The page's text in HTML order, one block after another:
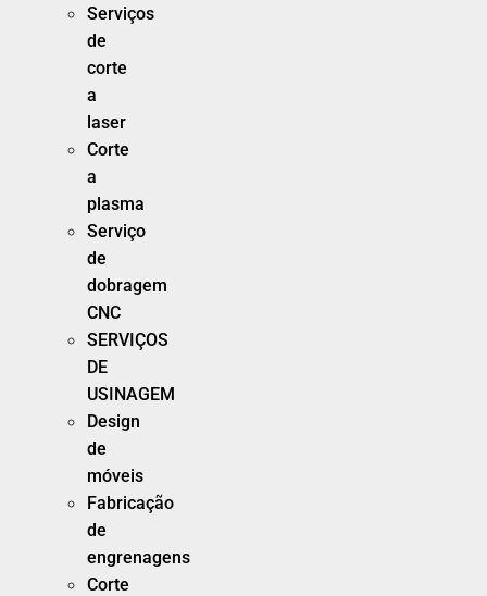
Serviços
de
corte
a
laser
Corte
a
plasma
Serviço
de
dobragem
CNC
SERVIÇOS
DE
USINAGEM
Design
de
móveis
Fabricação
de
engrenagens
Corte